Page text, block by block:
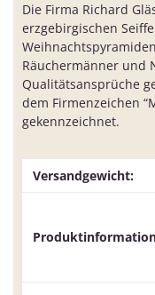
Die Firma Richard
erzgebirgischen
Räuchermänner und
Qualitätsansprüche
dem Firmenzeichen
gekennzeichnet.
Versandgewicht: